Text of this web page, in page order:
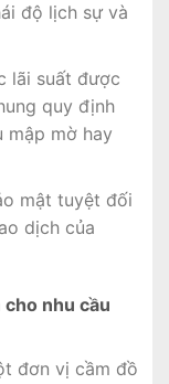
độ lịch sự và
lãi suất được
quy định
mập mờ hay
mật tuyệt đối
dịch của
nhu cầu
đơn vị cầm đồ